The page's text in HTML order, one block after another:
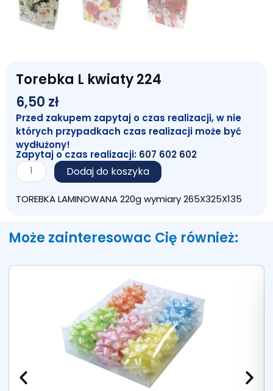
Torebka L kwiaty 224
6,50 zł
Przed zakupem zapytaj o czas realizacji, w nie
których przypadkach czas realizacji może być
wydłużony!
Zapytaj o czas realizacji: 607 602 602
ilość
Torebka
Dodaj do koszyka
TOREBKA LAMINOWANA 220g wymiary 265X325X135
Może zainteresowac Cię również: